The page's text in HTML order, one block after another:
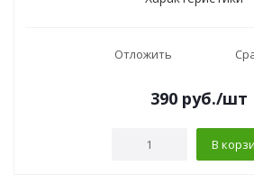
Отложить
390руб./шт
В